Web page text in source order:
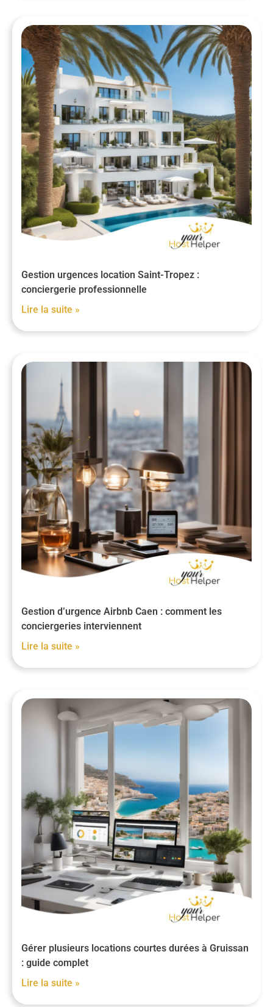
Gestion urgences location Saint-Tropez :
conciergerie professionnelle
Lire la suite »
Gestion d’urgence Airbnb Caen : comment les
conciergeries interviennent
Lire la suite »
Gérer plusieurs locations courtes durées à Gruissan
: guide complet
Lire la suite »